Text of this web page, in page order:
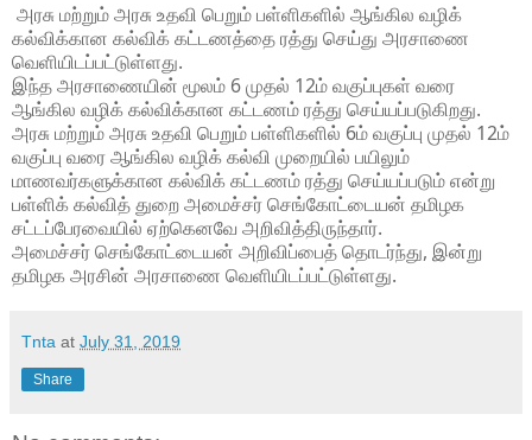
அரசு மற்றும் அரசு உதவி பெறும் பள்ளிகளில் ஆங்கில வழிக்
கல்விக்கான கல்விக் கட்டணத்தை ரத்து செய்து அரசாணை
வெளியிடப்பட்டுள்ளது.
இந்த அரசாணையின் மூலம் 6 முதல் 12ம் வகுப்புகள் வரை
ஆங்கில வழிக் கல்விக்கான கட்டணம் ரத்து செய்யப்படுகிறது.
அரசு மற்றும் அரசு உதவி பெறும் பள்ளிகளில் 6ம் வகுப்பு முதல் 12ம்
வகுப்பு வரை ஆங்கில வழிக் கல்வி முறையில் பயிலும்
மாணவர்களுக்கான கல்விக் கட்டணம் ரத்து செய்யப்படும் என்று
பள்ளிக் கல்வித் துறை அமைச்சர் செங்கோட்டையன் தமிழக
சட்டப்பேரவையில் ஏற்கெனவே அறிவித்திருந்தார்.
அமைச்சர் செங்கோட்டையன் அறிவிப்பைத் தொடர்ந்து, இன்று
தமிழக அரசின் அரசாணை வெளியிடப்பட்டுள்ளது.
Tnta at July 31, 2019
Share